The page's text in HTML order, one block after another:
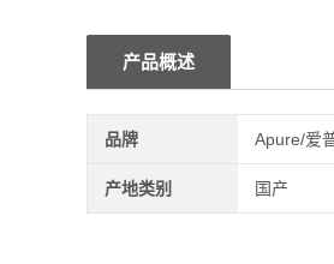
产品概述
品牌 Apure/爱
产地类别 国产